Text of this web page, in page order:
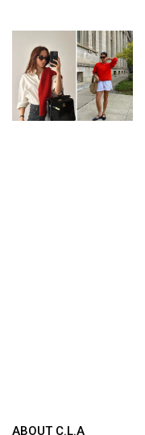
ABOUT C.L.A